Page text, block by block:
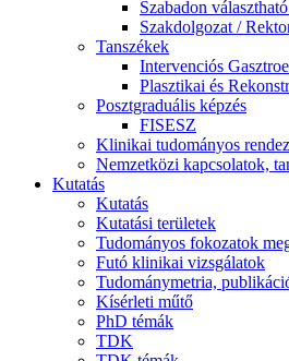
Szabadon
Szakdolgozat /
Tanszékek
Intervenciós
Plasztikai és
Posztgraduális képzés
FISESZ
Klinikai tudományos
Nemzetközi kapcsolatok,
Kutatás
Kutatás
Kutatási területek
Tudományos fokozatok
Futó klinikai vizsgálatok
Tudománymetria,
Kísérleti műtő
PhD témák
TDK